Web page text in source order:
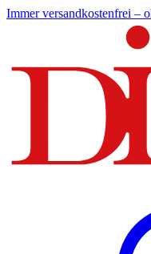
Immer versandkostenfrei –